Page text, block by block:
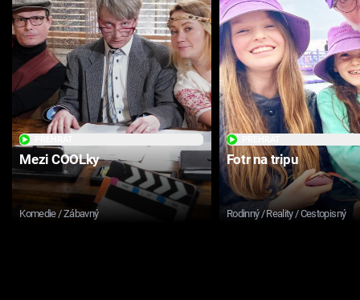
Mezi COOLky
Komedie / Zábavný
Fotr na tripu
Rodinný / Reality / Cestopisný